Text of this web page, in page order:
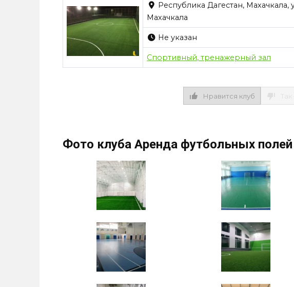
Республика Дагестан,
Махачкала
Не указан
Спортивный, тренажерный зал
Нравится клуб
Фото клуба Аренда футбольных полей